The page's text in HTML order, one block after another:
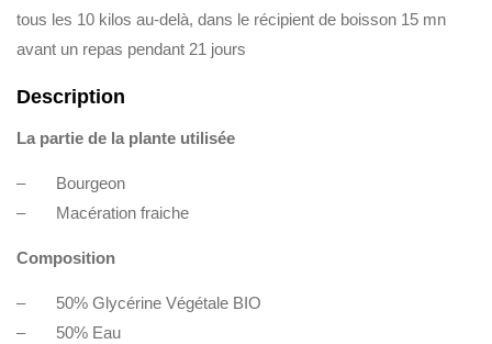
tous les 10 kilos au-delà, dans le récipient de boisson 15 mn
avant un repas pendant 21 jours
Description
La partie de la plante utilisée
– Bourgeon
– Macération fraiche
Composition
– 50% Glycérine Végétale BIO
– 50% Eau